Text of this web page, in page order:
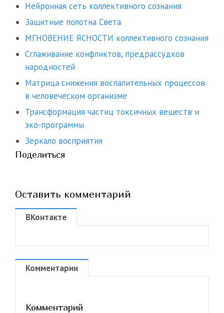
Нейронная сеть коллективного сознания
Защитные полотна Света
МГНОВЕНИЕ ЯСНОСТИ коллективного сознания
Сглаживание конфликтов, предрассудков
народностей
Матрица снижения воспалительных процессов
в человеческом организме
Трансформация частиц токсичных веществ и
эко-программы
Зеркало восприятия
Поделиться
Оставить комментарий
ВКонтакте
Комментарии
Комментарий